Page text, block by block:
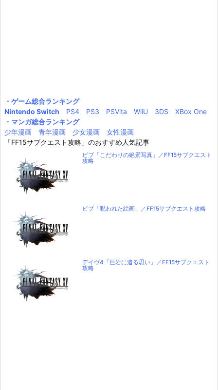
・ゲーム総合ランキング
Nintendo Switch
PS4 PS3 PSVita WiiU 3DS
XBox One
・マンガ総合ランキング
少年漫画
青年漫画 少女漫画
女性漫画
「FF15サブクエスト攻略」のおすすめ人気記事
ビブ「こだわりの絶景写真」／FF15サブクエスト
攻略
ビブ「呪われた絵画」／FF15サブクエスト攻略
デイヴ4「巨岩に遺る思い」／FF15サブクエスト
攻略